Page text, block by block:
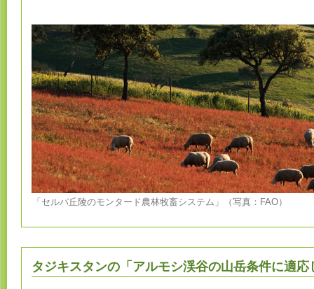
「セルパ丘陵のモンタード農林牧畜システム」（写真：FAO）
タジキスタンの「アルモシ渓谷の山岳条件に適